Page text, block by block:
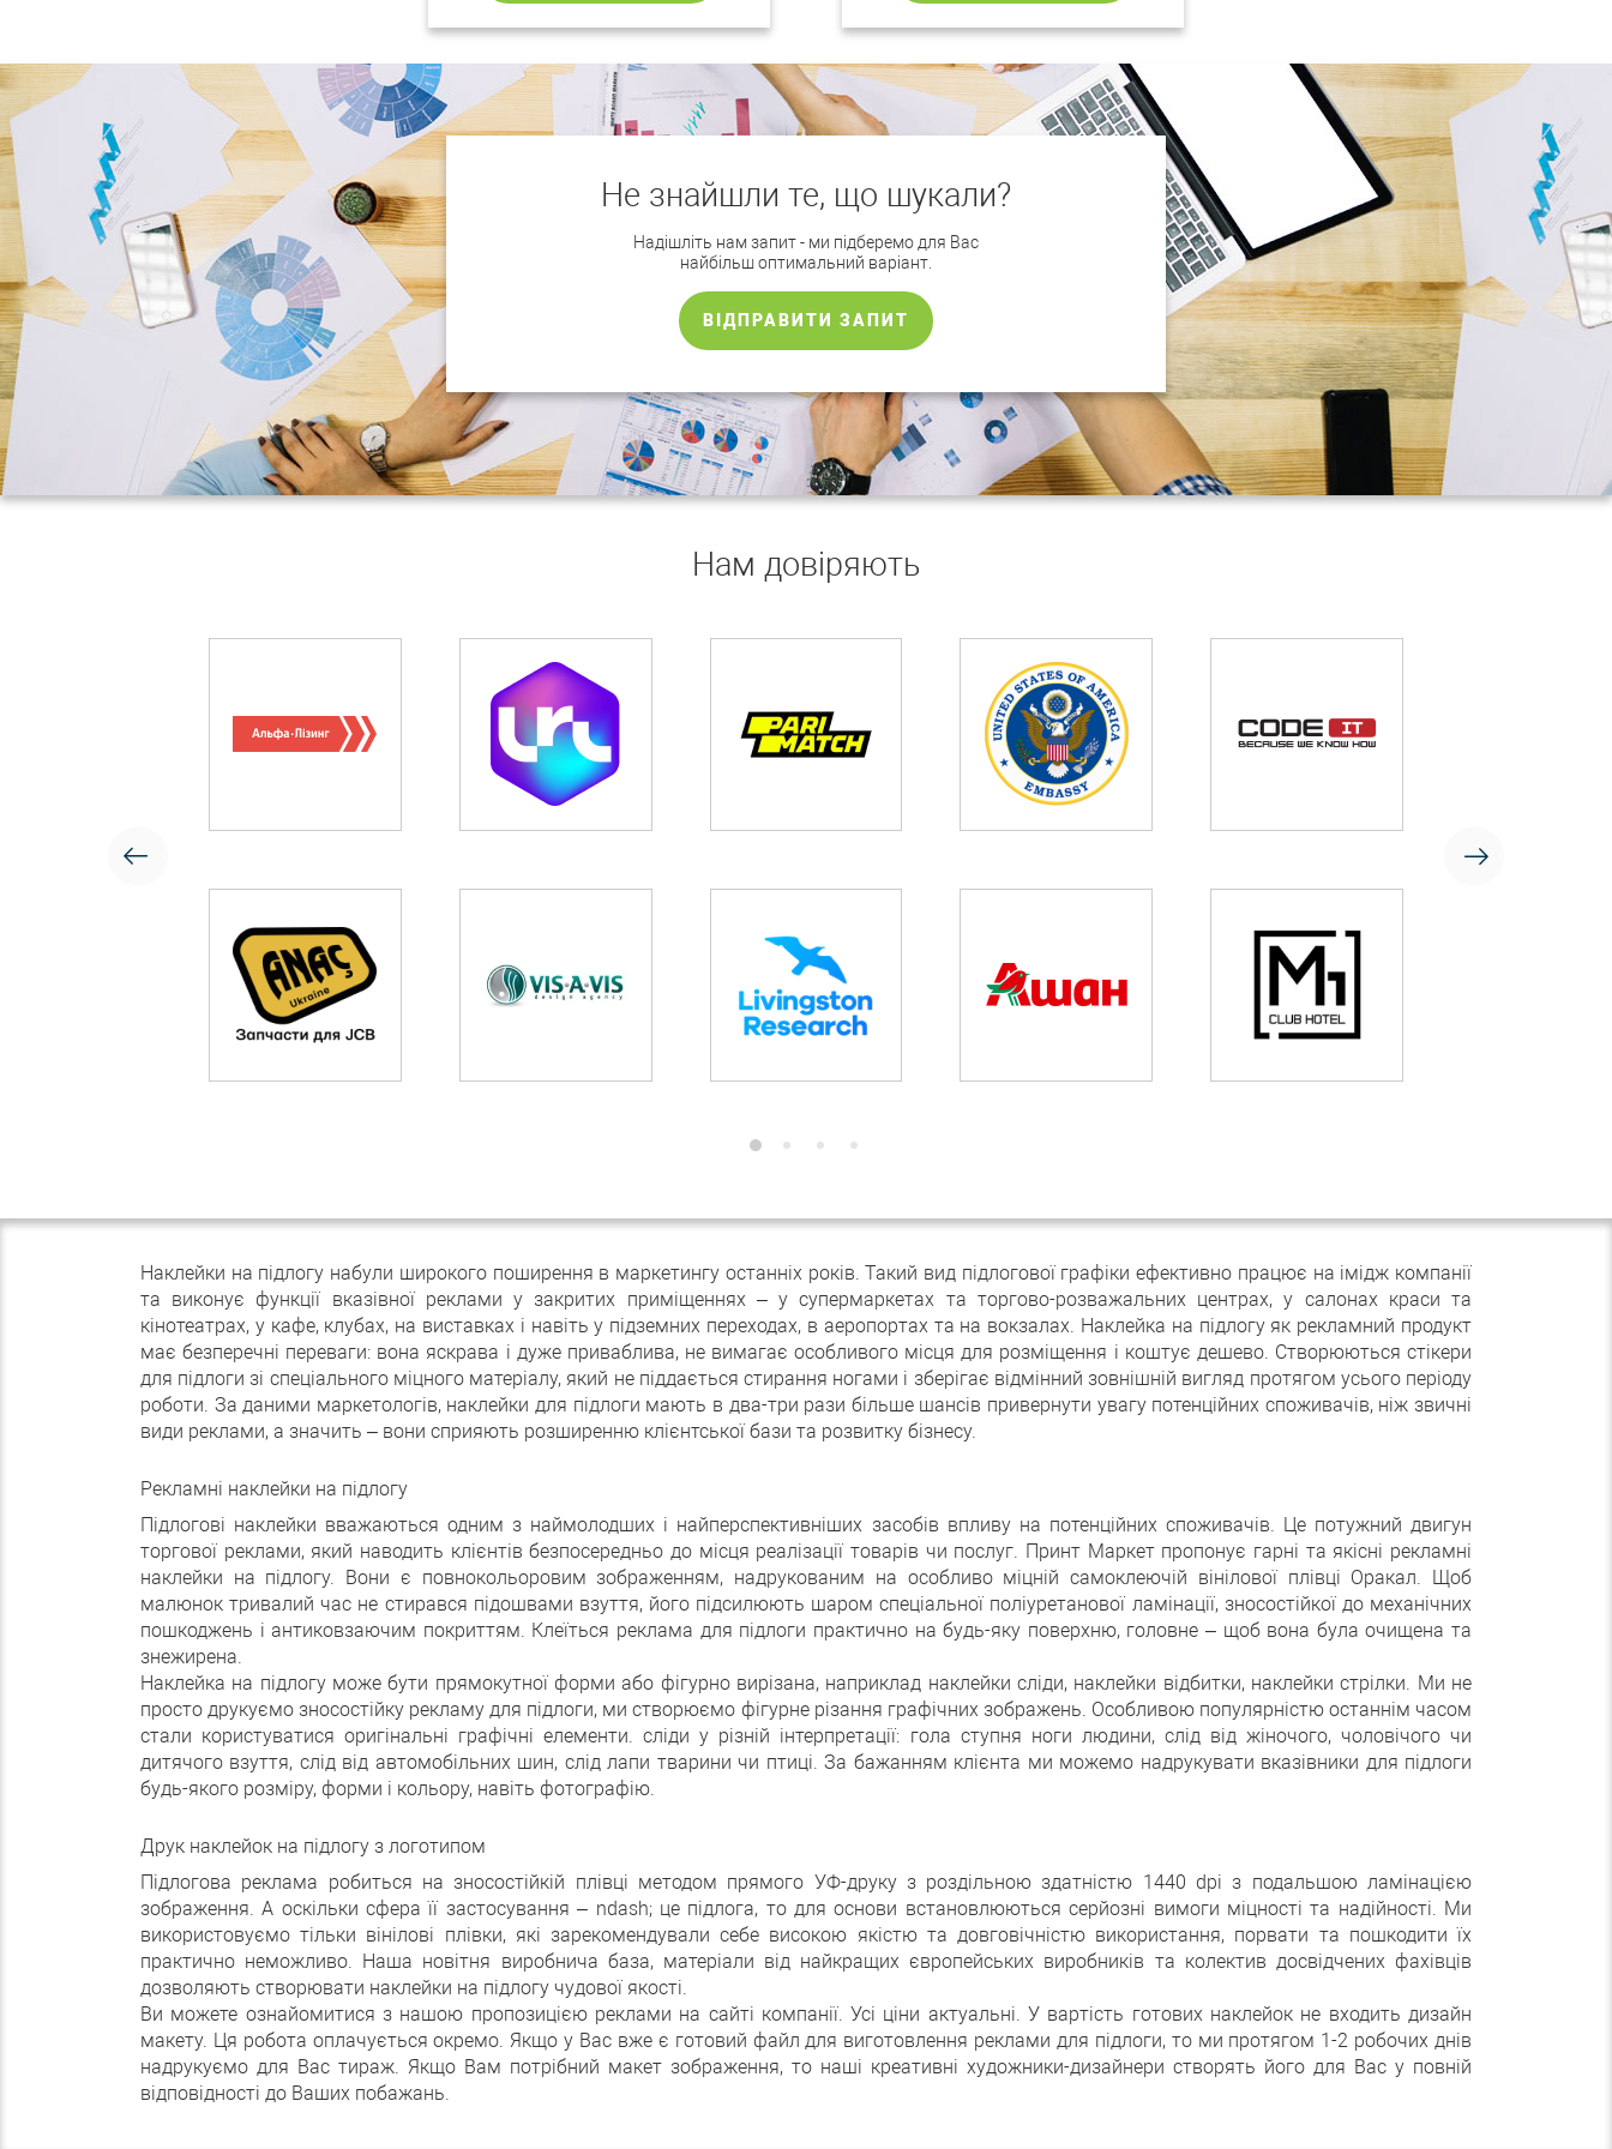
Не знайшли те, що шукали?
Надішліть нам запит - ми підберемо для Вас
найбільш оптимальний варіант.
ВІДПРАВИТИ ЗАПИТ
Нам довіряють
Наклейки на підлогу набули широкого поширення в маркетингу останніх років. Такий вид підлогової графіки ефективно працює на імідж компанії
та виконує функції вказівної реклами у закритих приміщеннях – у супермаркетах та торгово-розважальних центрах, у салонах краси та
кінотеатрах, у кафе, клубах, на виставках і навіть у підземних переходах, в аеропортах та на вокзалах. Наклейка на підлогу як рекламний продукт
має безперечні переваги: ​​вона яскрава і дуже приваблива, не вимагає особливого місця для розміщення і коштує дешево. Створюються стікери
для підлоги зі спеціального міцного матеріалу, який не піддається стирання ногами і зберігає відмінний зовнішній вигляд протягом усього періоду
роботи. За даними маркетологів, наклейки для підлоги мають в два-три рази більше шансів привернути увагу потенційних споживачів, ніж звичні
види реклами, а значить – вони сприяють розширенню клієнтської бази та розвитку бізнесу.
Рекламні наклейки на підлогу
Підлогові наклейки вважаються одним з наймолодших і найперспективніших засобів впливу на потенційних споживачів. Це потужний двигун
торгової реклами, який наводить клієнтів безпосередньо до місця реалізації товарів чи послуг. Принт Маркет пропонує гарні та якісні рекламні
наклейки на підлогу. Вони є повнокольоровим зображенням, надрукованим на особливо міцній самоклеючій вінілової плівці Оракал. Щоб
малюнок тривалий час не стирався підошвами взуття, його підсилюють шаром спеціальної поліуретанової ламінації, зносостійкої до механічних
пошкоджень і антиковзаючим покриттям. Клеїться реклама для підлоги практично на будь-яку поверхню, головне – щоб вона була очищена та
знежирена.
Наклейка на підлогу може бути прямокутної форми або фігурно вирізана, наприклад наклейки сліди, наклейки відбитки, наклейки стрілки. Ми не
просто друкуємо зносостійку рекламу для підлоги, ми створюємо фігурне різання графічних зображень. Особливою популярністю останнім часом
стали користуватися оригінальні графічні елементи. сліди у різній інтерпретації: гола ступня ноги людини, слід від жіночого, чоловічого чи
дитячого взуття, слід від автомобільних шин, слід лапи тварини чи птиці. За бажанням клієнта ми можемо надрукувати вказівники для підлоги
будь-якого розміру, форми і кольору, навіть фотографію.
Друк наклейок на підлогу з логотипом
Підлогова реклама робиться на зносостійкій плівці методом прямого УФ-друку з роздільною здатністю 1440 dpi з подальшою ламінацією
зображення. А оскільки сфера її застосування – ndash; це підлога, то для основи встановлюються серйозні вимоги міцності та надійності. Ми
використовуємо тільки вінілові плівки, які зарекомендували себе високою якістю та довговічністю використання, порвати та пошкодити їх
практично неможливо. Наша новітня виробнича база, матеріали від найкращих європейських виробників та колектив досвідчених фахівців
дозволяють створювати наклейки на підлогу чудової якості.
Ви можете ознайомитися з нашою пропозицією реклами на сайті компанії. Усі ціни актуальні. У вартість готових наклейок не входить дизайн
макету. Ця робота оплачується окремо. Якщо у Вас вже є готовий файл для виготовлення реклами для підлоги, то ми протягом 1-2 робочих днів
надрукуємо для Вас тираж. Якщо Вам потрібний макет зображення, то наші креативні художники-дизайнери створять його для Вас у повній
відповідності до Ваших побажань.